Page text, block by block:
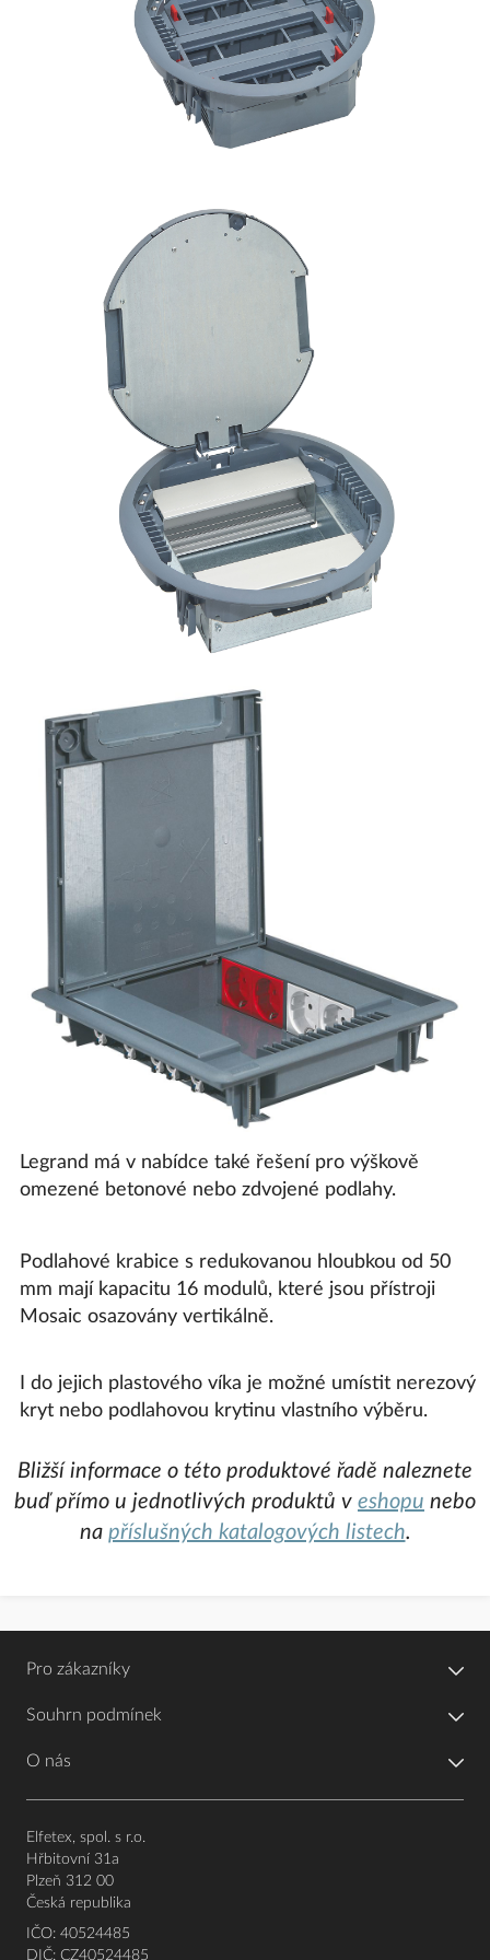
Legrand má v nabídce také řešení pro výškově
omezené betonové nebo zdvojené podlahy.
Podlahové krabice s redukovanou hloubkou od 50
mm mají kapacitu 16 modulů, které jsou přístroji
Mosaic osazovány vertikálně.
I do jejich plastového víka je možné umístit nerezový
kryt nebo podlahovou krytinu vlastního výběru.
Bližší informace o této produktové řadě naleznete
buď přímo u jednotlivých produktů v eshopu nebo
na příslušných katalogových listech.
Pro zákazníky
Souhrn podmínek
O nás
Elfetex, spol. s r.o.
Hřbitovní 31a
Plzeň 312 00
Česká republika
IČO: 40524485
DIČ: CZ40524485